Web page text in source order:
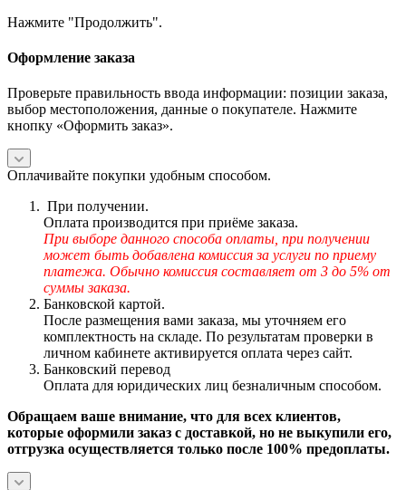
Нажмите "Продолжить".
Оформление заказа
Проверьте правильность ввода информации: позиции заказа,
выбор местоположения, данные о покупателе. Нажмите
кнопку «Оформить заказ».
Оплачивайте покупки удобным способом.
При получении.
Оплата производится при приёме заказа.
При выборе данного способа оплаты, при получении
может быть добавлена комиссия за услуги по приему
платежа. Обычно комиссия составляет от 3 до 5% от
суммы заказа.
Банковской картой.
После размещения вами заказа, мы уточняем его
комплектность на складе. По результатам проверки в
личном кабинете активируется оплата через сайт.
Банковский перевод
Оплата для юридических лиц безналичным способом.
Обращаем ваше внимание, что для всех клиентов,
которые оформили заказ с доставкой, но не выкупили его,
отгрузка осуществляется только после 100% предоплаты.